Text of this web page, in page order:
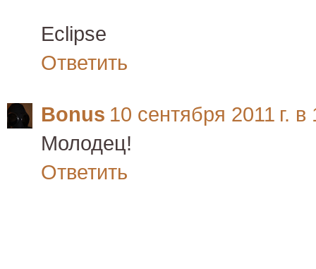
Eclipse
Ответить
Bonus 10 сентября 2011 г. в
Молодец!
Ответить